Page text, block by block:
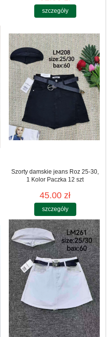
szczegóły
Szorty damskie jeans Roz 25-30,
1 Kolor Paczka 12 szt
45.00 zł
szczegóły